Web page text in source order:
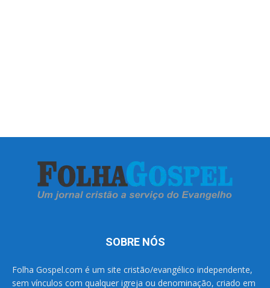
SOBRE NÓS
Folha Gospel.com é um site cristão/evangélico independente,
sem vínculos com qualquer igreja ou denominação, criado em